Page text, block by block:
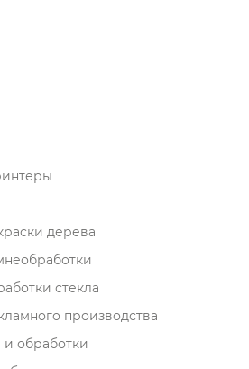
дерева
стекла
производства
и обработки